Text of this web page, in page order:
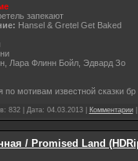
запекают
Hansel & Gretel Get Baked
Лара Флинн Бойл, Эдвард Зо
по мотивам известной сказки бр
832 | Дата: 04.03.2013| Комментарии|
/ Promised Land